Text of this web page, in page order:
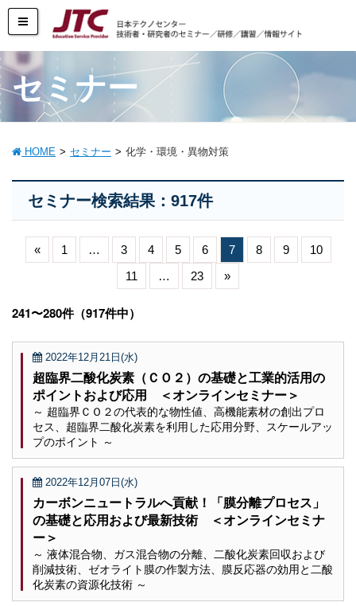
セミナー
HOME セミナー 化学・環境・異物対策
セミナー検索結果：917件
« 1 … 3 4 5 6 7 8 9
10
11
… 23 »
241〜280件（917件中）
2022年12月21日(水)
超臨界二酸化炭素（ＣＯ２）の基礎と工業的活用の
ポイントおよび応用 ＜オンラインセミナー＞
～ 超臨界ＣＯ２の代表的な物性値、高機能素材の創出プロ
セス、超臨界二酸化炭素を利用した応用分野、スケールアッ
プのポイント ～
2022年12月07日(水)
カーボンニュートラルへ貢献！「膜分離プロセス」
の基礎と応用および最新技術 ＜オンラインセミナ
ー＞
～ 液体混合物、ガス混合物の分離、二酸化炭素回収および
削減技術、ゼオライト膜の作製方法、膜反応器の効用と二酸
化炭素の資源化技術 ～